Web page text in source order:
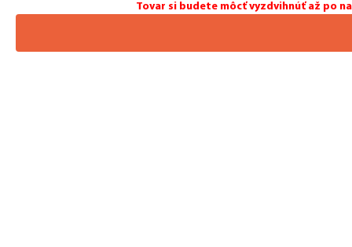
Tovar si budete môcť vyzdvihnúť až po